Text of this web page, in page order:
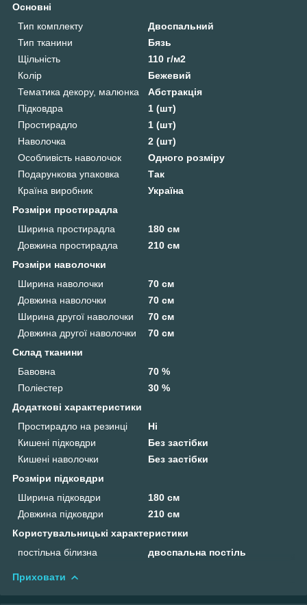
Основні
Тип комплекту
Двоспальний
Тип тканини
Бязь
Щільність
110 г/м2
Колір
Бежевий
Тематика декору, малюнка
Абстракція
Підковдра
1 (шт)
Простирадло
1 (шт)
Наволочка
2 (шт)
Особливість наволочок
Одного розміру
Подарункова упаковка
Так
Країна виробник
Україна
Розміри простирадла
Ширина простирадла
180 см
Довжина простирадла
210 см
Розміри наволочки
Ширина наволочки
70 см
Довжина наволочки
70 см
Ширина другої наволочки
70 см
Довжина другої наволочки
70 см
Склад тканини
Бавовна
70 %
Поліестер
30 %
Додаткові характеристики
Простирадло на резинці
Ні
Кишені підковдри
Без застібки
Кишені наволочки
Без застібки
Розміри підковдри
Ширина підковдри
180 см
Довжина підковдри
210 см
Користувальницькі характеристики
постільна білизна
двоспальна постіль
Приховати